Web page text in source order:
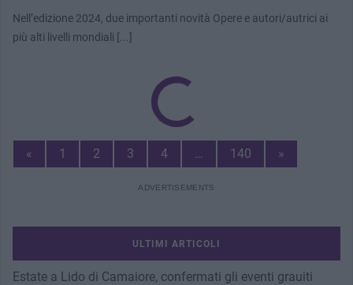
Nell’edizione 2024, due importanti novità Opere e autori/autrici ai
più alti livelli mondiali [...]
« Previous
1 2 3 4 … 140
Next
»
ULTIMI ARTICOLI
Estate a Lido di Camaiore, confermati gli eventi grauiti